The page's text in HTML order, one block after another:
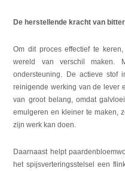
De herstellende kracht van
Om dit proces effectief te
wereld van verschil maken.
ondersteuning. De actieve stof
reinigende werking van de lever
van groot belang, omdat
emulgeren en kleiner te maken,
zijn werk kan doen.
Daarnaast helpt
het spijsverteringsstelsel een